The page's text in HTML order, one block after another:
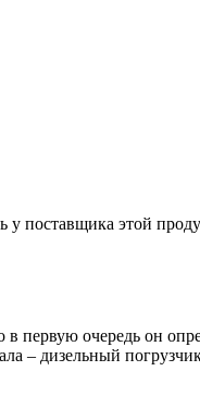
у поставщика этой
первую очередь он
– дизельный